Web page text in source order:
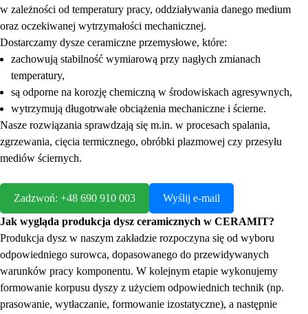
w zależności od temperatury pracy, oddziaływania danego medium
oraz oczekiwanej wytrzymałości mechanicznej.
Dostarczamy dysze ceramiczne przemysłowe, które:
zachowują stabilność wymiarową przy nagłych zmianach
temperatury,
są odporne na korozję chemiczną w środowiskach agresywnych,
wytrzymują długotrwałe obciążenia mechaniczne i ścierne.
Nasze rozwiązania sprawdzają się m.in. w procesach spalania,
zgrzewania, cięcia termicznego, obróbki plazmowej czy przesyłu
mediów ściernych.
Zadzwoń: +48 690 910 003
Wyślij e-mail
Jak wygląda produkcja dysz ceramicznych w CERAMIT?
Produkcja dysz w naszym zakładzie rozpoczyna się od wyboru
odpowiedniego surowca, dopasowanego do przewidywanych
warunków pracy komponentu. W kolejnym etapie wykonujemy
formowanie korpusu dyszy z użyciem odpowiednich technik (np.
prasowanie, wytłaczanie, formowanie izostatyczne), a następnie